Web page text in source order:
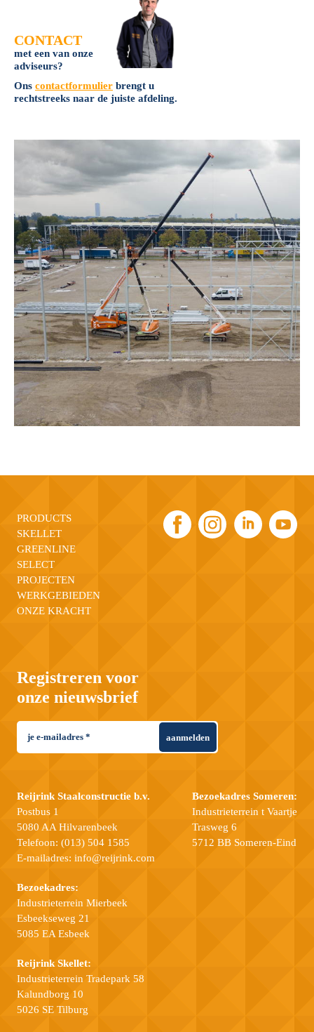
CONTACT
met een van onze
adviseurs?
Ons contactformulier brengt u
rechtstreeks naar de juiste afdeling.
PRODUCTS
SKELLET
GREENLINE
SELECT
PROJECTEN
WERKGEBIEDEN
ONZE KRACHT
Registreren voor
onze nieuwsbrief
aanmelden
Reijrink Staalconstructie b.v.
Postbus 1
5080 AA Hilvarenbeek
Telefoon: (013) 504 1585
E-mailadres: info@reijrink.com
Bezoekadres:
Industrieterrein Mierbeek
Esbeekseweg 21
5085 EA Esbeek
Bezoekadres Someren:
Industrieterrein t Vaartje
Trasweg 6
5712 BB Someren-Eind
Reijrink Skellet:
Industrieterrein Tradepark 58
Kalundborg 10
5026 SE Tilburg